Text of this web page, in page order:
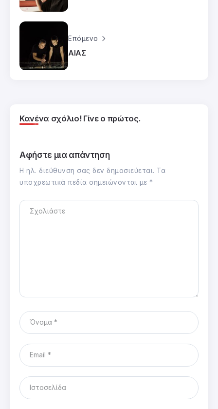
Επόμενο
ΑΙΑΣ
Κανένα σχόλιο! Γίνε ο πρώτος.
Αφήστε μια απάντηση
Η ηλ. διεύθυνση σας δεν δημοσιεύεται. Τα
υποχρεωτικά πεδία σημειώνονται με *